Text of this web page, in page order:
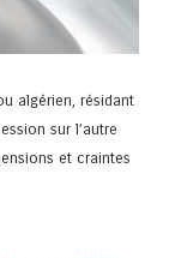
algérien, résidant
sur l’autre
et craintes